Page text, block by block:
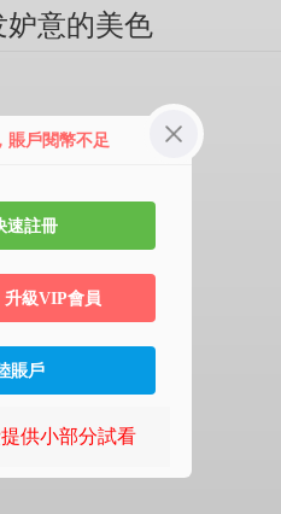
妒意的美色
賬戶閱幣不足
速註冊
升級VIP會員
賬戶
供小部分試看